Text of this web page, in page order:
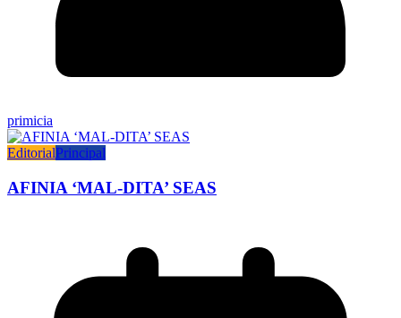
primicia
EditorialPrincipal
AFINIA ‘MAL-DITA’ SEAS